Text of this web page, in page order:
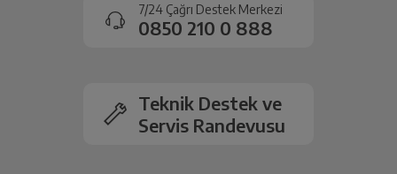
gerçekleşecektir.
7/24 Çağrı Destek Merkezi
0850 210 0 888
Teknik Destek ve
Servis Randevusu